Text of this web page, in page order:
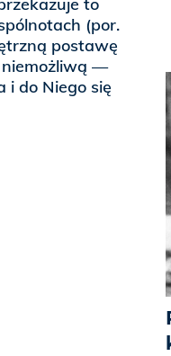
to
(por.
postawę
—
i do Niego się